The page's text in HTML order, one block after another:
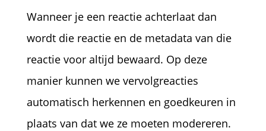
Wanneer je een reactie achterlaat dan
wordt die reactie en de metadata van die
reactie voor altijd bewaard. Op deze
manier kunnen we vervolgreacties
automatisch herkennen en goedkeuren in
plaats van dat we ze moeten modereren.